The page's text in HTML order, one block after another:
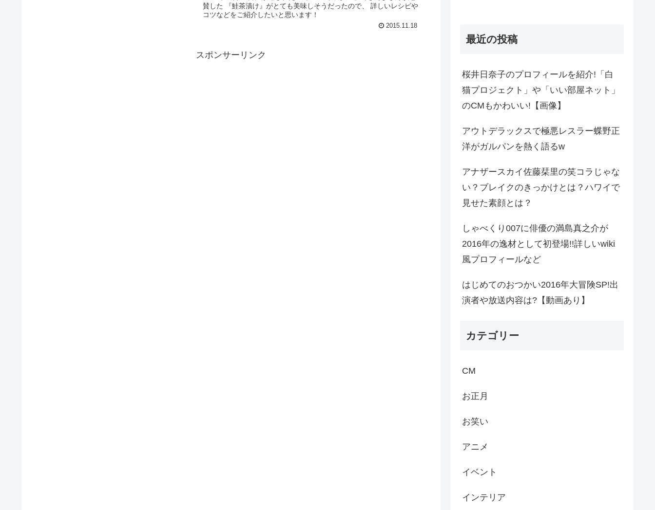
賛した 『鮭茶漬け』がとても美味しそうだったので、 詳しいレシピや
コツなどをご紹介したいと思います！
2015.11.18
スポンサーリンク
最近の投稿
桜井日奈子のプロフィールを紹介!「白
猫プロジェクト」や「いい部屋ネット」
のCMもかわいい!【画像】
アウトデラックスで極悪レスラー蝶野正
洋がガルパンを熱く語るw
アナザースカイ佐藤栞里の笑コラじゃな
い？ブレイクのきっかけとは？ハワイで
見せた素顔とは？
しゃべくり007に俳優の満島真之介が
2016年の逸材として初登場!!詳しいwiki
風プロフィールなど
はじめてのおつかい2016年大冒険SP!出
演者や放送内容は?【動画あり】
カテゴリー
CM
お正月
お笑い
アニメ
イベント
インテリア